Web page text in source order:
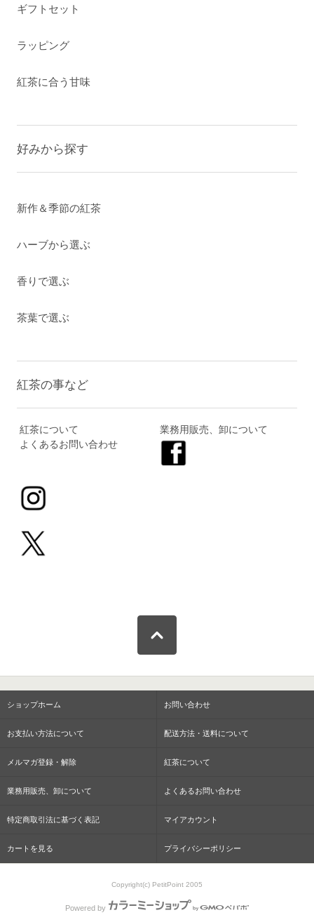
ギフトセット
ラッピング
紅茶に合う甘味
好みから探す
新作＆季節の紅茶
ハーブから選ぶ
香りで選ぶ
茶葉で選ぶ
紅茶の事など
紅茶について
業務用販売、卸について
よくあるお問い合わせ
ショップホーム お問い合わせ
お支払い方法について 配送方法・送料について
メルマガ登録・解除 紅茶について
業務用販売、卸について よくあるお問い合わせ
特定商取引法に基づく表記 マイアカウント
カートを見る プライバシーポリシー
Copyright(c) PetitPoint 2005
Powered by